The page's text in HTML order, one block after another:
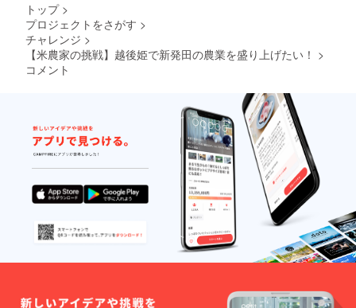
にてお
ます。
時期に
ついて
ルにて
お知ら
せいた
しま
す。
トップ >
プロジェクトをさがす >
チャレンジ >
【米農家の挑戦】越後姫で新発田の農業を盛り上げたい！ >
コメント